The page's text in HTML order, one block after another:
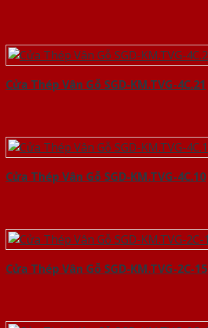
Cửa Thép Vân Gỗ SGD-KM.TVG-4C.21
Cửa Thép Vân Gỗ SGD-KM.TVG-4C.10
Cửa Thép Vân Gỗ SGD-KM.TVG-2C-15